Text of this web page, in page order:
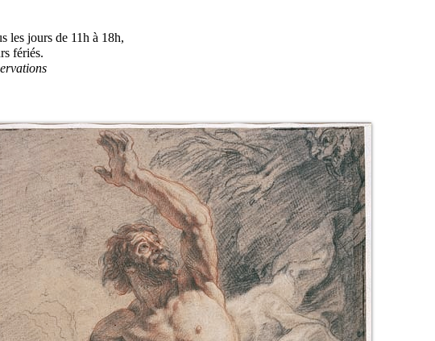
les jours de 11h à 18h,
fériés.